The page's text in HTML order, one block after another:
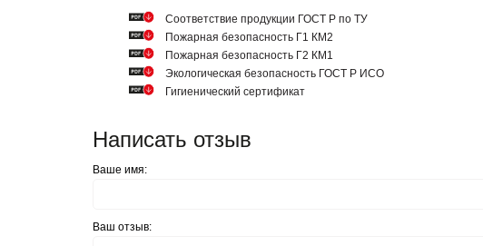
Cоответствие продукции ГОСТ Р по ТУ
Пожарная безопасность Г1 КМ2
Пожарная безопасность Г2 КМ1
Экологическая безопасность ГОСТ Р ИСО
Гигиенический сертификат
Написать отзыв
Ваше имя:
Ваш отзыв: